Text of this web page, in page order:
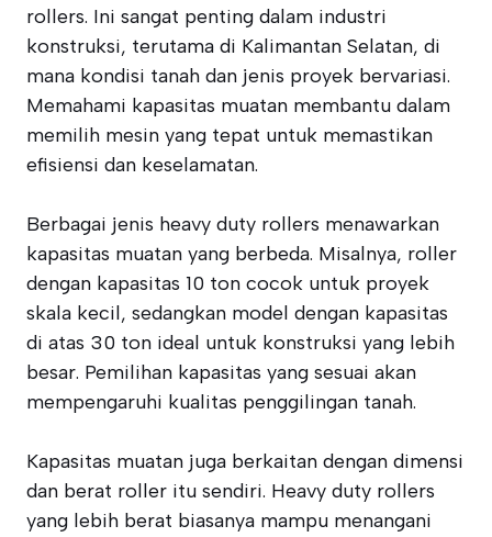
rollers. Ini sangat penting dalam industri
konstruksi, terutama di Kalimantan Selatan, di
mana kondisi tanah dan jenis proyek bervariasi.
Memahami kapasitas muatan membantu dalam
memilih mesin yang tepat untuk memastikan
efisiensi dan keselamatan.
Berbagai jenis heavy duty rollers menawarkan
kapasitas muatan yang berbeda. Misalnya, roller
dengan kapasitas 10 ton cocok untuk proyek
skala kecil, sedangkan model dengan kapasitas
di atas 30 ton ideal untuk konstruksi yang lebih
besar. Pemilihan kapasitas yang sesuai akan
mempengaruhi kualitas penggilingan tanah.
Kapasitas muatan juga berkaitan dengan dimensi
dan berat roller itu sendiri. Heavy duty rollers
yang lebih berat biasanya mampu menangani